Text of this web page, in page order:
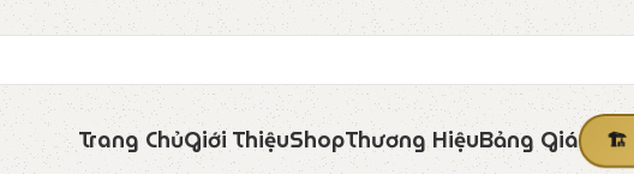
Trang ChủGiới ThiệuShopThương HiệuBảng Giá
Đèn Chùm Nến C – 432/55